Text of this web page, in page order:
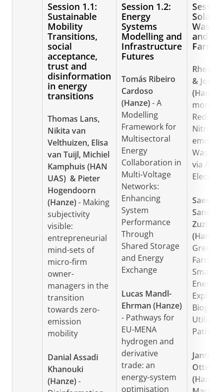
Session 1.1:
Sustainable
Mobility
Transitions,
social
acceptance,
trust and
disinformation
in energy
transitions
Thomas Lans,
Nikita van
Velthuizen, Elisa
van Tuijl, Michiel
Kamphuis (HAN
UAS) & Pieter
Hogendoorn
(Hanze)- Making
subjectivity
visible:
entrepreneurial
mind-sets of
micro-firm
owner-
managers in the
transition
towards zero-
emission
mobility
Danial Assadi
Khanouki
(Hanze)-
Session 1.2:
Energy
Systems
Modelling and
Infrastructure
Futures
Tomás Ribeiro
Cardoso
(Hanze)- A
Modelling
Framework for
Multisectoral
Energy
Collaboration in
Multi-Voltage
Networks:
Enhancing
System
Performance
Through
Shared Storage
and Energy
Exchange
Lucas Mandl-
Ehrman (Hanze)
- Pathways for
EU-MENA
hydrogen and
derivative
trade: an
energy-system
optimisation
Solar,
and
Rhea
& Jorrit
more!
Nitrous
via
Saeed
Sander
Zuzi
(Hanze)
Farms,
Energy:
Biogas
Jantien
Ottema